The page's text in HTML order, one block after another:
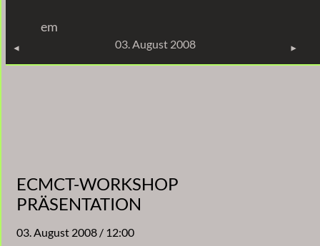
springen
em
03. August 2008
ECMCT-WORKSHOP
PRÄSENTATION
03. August 2008 / 12:00